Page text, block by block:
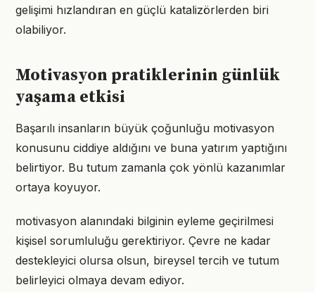
gelişimi hızlandıran en güçlü katalizörlerden biri
olabiliyor.
Motivasyon pratiklerinin günlük
yaşama etkisi
Başarılı insanların büyük çoğunluğu motivasyon
konusunu ciddiye aldığını ve buna yatırım yaptığını
belirtiyor. Bu tutum zamanla çok yönlü kazanımlar
ortaya koyuyor.
motivasyon alanındaki bilginin eyleme geçirilmesi
kişisel sorumluluğu gerektiriyor. Çevre ne kadar
destekleyici olursa olsun, bireysel tercih ve tutum
belirleyici olmaya devam ediyor.